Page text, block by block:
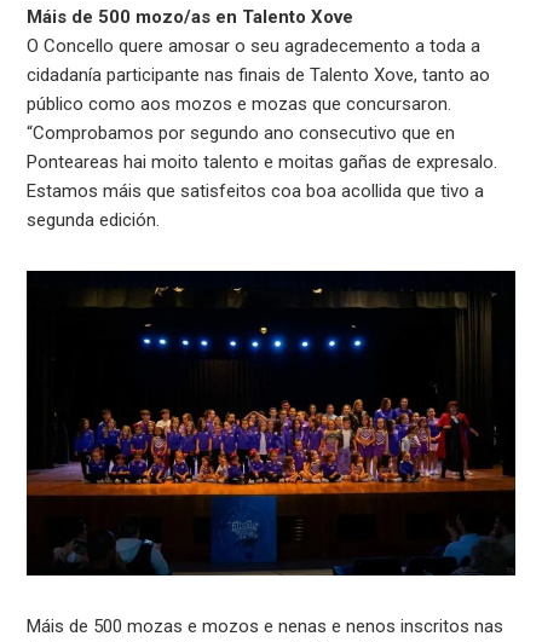
Máis de 500 mozo/as en Talento Xove
O Concello quere amosar o seu agradecemento a toda a
cidadanía participante nas finais de Talento Xove, tanto ao
público como aos mozos e mozas que concursaron.
“Comprobamos por segundo ano consecutivo que en
Ponteareas hai moito talento e moitas gañas de expresalo.
Estamos máis que satisfeitos coa boa acollida que tivo a
segunda edición.
Máis de 500 mozas e mozos e nenas e nenos inscritos nas